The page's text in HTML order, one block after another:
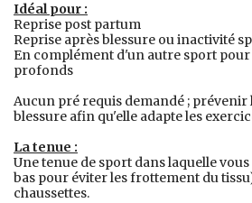
Idéal pour :
Reprise post partum
Reprise après blessure ou inactivité
En complément d'un autre sport
profonds
Aucun pré requis demandé ; prévenir
blessure afin qu'elle adapte les
La tenue :
Une tenue de sport dans laquelle
bas pour éviter les frottement du
chaussettes.